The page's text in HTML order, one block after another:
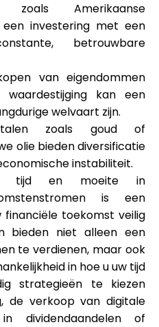
712 2955
zoals Amerikaanse
investering met een
betrouwbare
van eigendommen
kan een
welvaart zijn.
zoals goud of
olie bieden diversificatie
instabiliteit.
tijd en moeite in
is een
toekomst veilig
bieden niet alleen een
te verdienen, maar ook
in hoe u uw tijd
strategieën te kiezen
de verkoop van digitale
dividendaandelen of